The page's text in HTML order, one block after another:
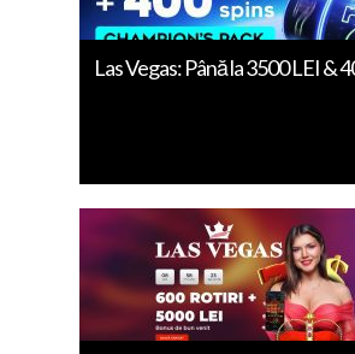
Las Vegas: Până la 3500 LEI &